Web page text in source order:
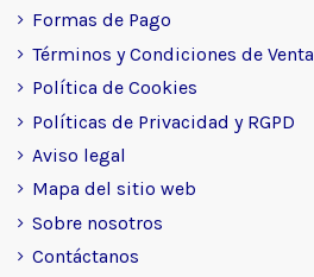
Formas de Pago
Términos y Condiciones de Venta
Política de Cookies
Políticas de Privacidad y RGPD
Aviso legal
Mapa del sitio web
Sobre nosotros
Contáctanos